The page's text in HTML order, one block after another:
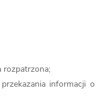
rozpatrzona;
informacji o